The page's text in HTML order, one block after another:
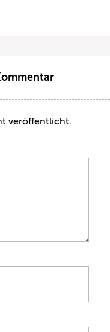
veröffentlicht.